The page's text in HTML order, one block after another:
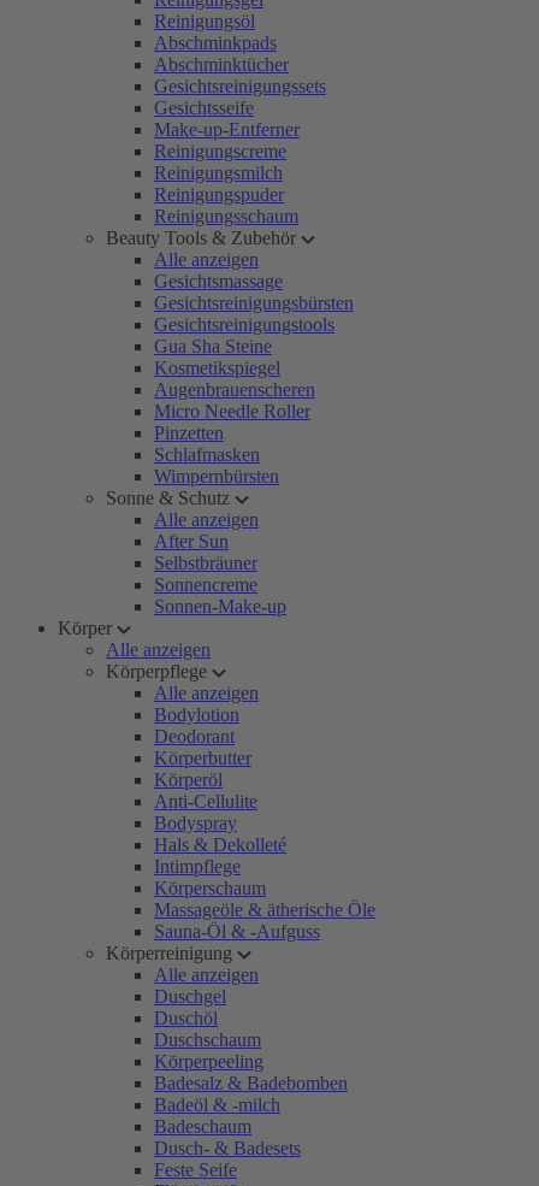
Reinigungsöl
Abschminkpads
Abschminktücher
Gesichtsreinigungssets
Gesichtsseife
Make-up-Entferner
Reinigungscreme
Reinigungsmilch
Reinigungspuder
Reinigungsschaum
Beauty Tools & Zubehör
Alle anzeigen
Gesichtsmassage
Gesichtsreinigungsbürsten
Gesichtsreinigungstools
Gua Sha Steine
Kosmetikspiegel
Augenbrauenscheren
Micro Needle Roller
Pinzetten
Schlafmasken
Wimpernbürsten
Sonne & Schutz
Alle anzeigen
After Sun
Selbstbräuner
Sonnencreme
Sonnen-Make-up
Körper
Alle anzeigen
Körperpflege
Alle anzeigen
Bodylotion
Deodorant
Körperbutter
Körperöl
Anti-Cellulite
Bodyspray
Hals & Dekolleté
Intimpflege
Körperschaum
Massageöle & ätherische Öle
Sauna-Öl & -Aufguss
Körperreinigung
Alle anzeigen
Duschgel
Duschöl
Duschschaum
Körperpeeling
Badesalz & Badebomben
Badeöl & -milch
Badeschaum
Dusch- & Badesets
Feste Seife